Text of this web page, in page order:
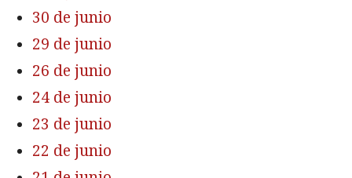
30 de junio
29 de junio
26 de junio
24 de junio
23 de junio
22 de junio